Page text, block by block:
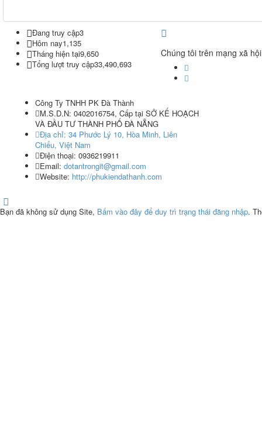
Đang truy cập3
Hôm nay1,135
Tháng hiện tại9,650
Tổng lượt truy cập33,490,693
Chúng tôi trên mạng xã hội
Công Ty TNHH PK Đà Thành
M.S.D.N: 0402016754, Cấp tại SỞ KẾ HOẠCH
VÀ ĐẦU TƯ THÀNH PHỐ ĐÀ NẴNG
Địa chỉ: 34 Phước Lý 10, Hòa Minh, Liên
Chiểu, Việt Nam
Điện thoại: 0936219911
Email: dotantrongit@gmail.com
Website: http://phukiendathanh.com
Bạn đã không sử dụng Site, Bấm vào đây để duy trì trạng thái đăng nhập.